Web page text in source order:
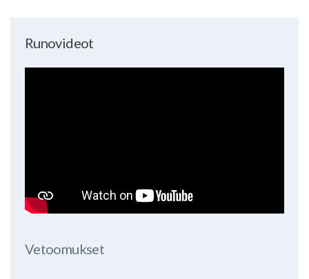
Runovideot
Vetoomukset